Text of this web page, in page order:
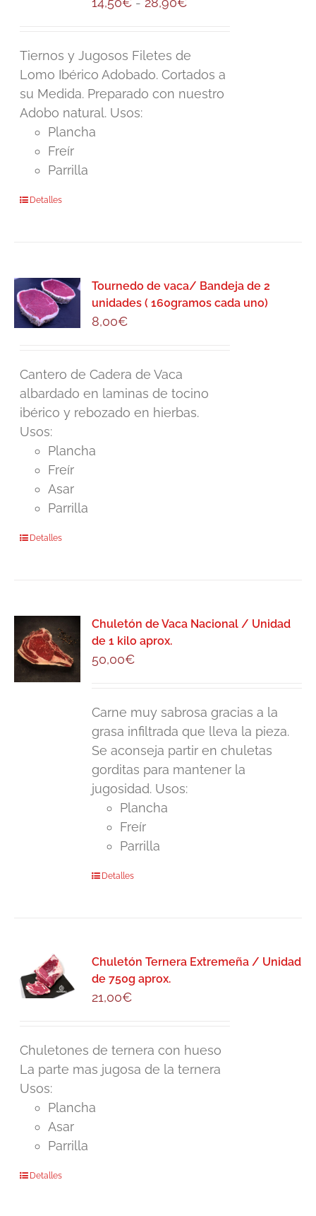
elegir
en
la
página
de
desde
14,50€
hasta
Tiernos y Jugosos Filetes de
Lomo Ibérico Adobado. Cortados a
su Medida. Preparado con nuestro
Adobo natural. Usos:
Plancha
Freír
Parrilla
Este
variantes.
Las
opciones
elegir
en
la
página
de
producto
Detalles
Tournedo de vaca/ Bandeja de 2
unidades ( 160gramos cada uno)
8,00€
Cantero de Cadera de Vaca
albardado en laminas de tocino
ibérico y rebozado en hierbas.
Usos:
Plancha
Freír
Asar
Parrilla
Detalles
Chuletón de Vaca Nacional / Unidad
de 1 kilo aprox.
50,00€
Carne muy sabrosa gracias a la
grasa infiltrada que lleva la pieza.
Se aconseja partir en chuletas
gorditas para mantener la
jugosidad. Usos:
Plancha
Freír
Parrilla
Detalles
Chuletón Ternera Extremeña / Unidad
de 750g aprox.
21,00€
Chuletones de ternera con hueso
La parte mas jugosa de la ternera
Usos:
Plancha
Asar
Parrilla
Detalles